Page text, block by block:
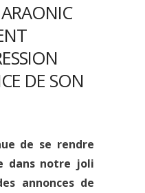
DE SON
de se rendre
dans notre joli
annonces de